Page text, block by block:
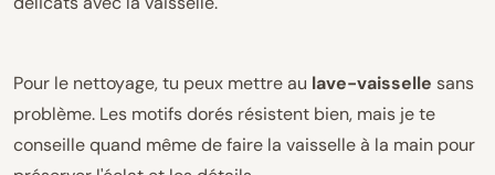
Pour le nettoyage, tu peux mettre au lave-vaisselle sans
problème. Les motifs dorés résistent bien, mais je te
conseille quand même de faire la vaisselle à la main pour